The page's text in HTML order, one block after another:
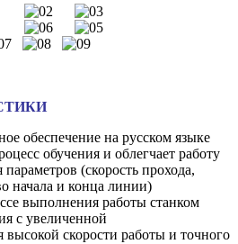
обеспечение на русском языке
обучения и облегчает работу
(скорость прохода,
начала и конца линии)
выполнения работы станком
с увеличенной
высокой скорости работы и точного